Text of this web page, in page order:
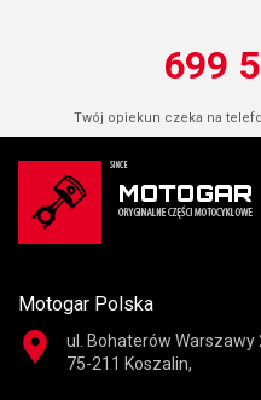
699
Twój opiekun czeka na
Motogar Polska
ul. Bohaterów Warszawy
75-211 Koszalin,